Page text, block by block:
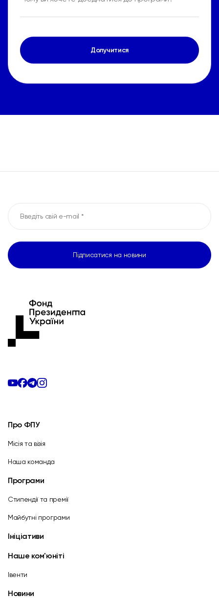
Долучитися
Підписатися на новини
Про ФПУ
Місія та візія
Наша команда
Програми
Стипендії та премії
Майбутні програми
Ініціативи
Наше ком'юніті
Івенти
Новини